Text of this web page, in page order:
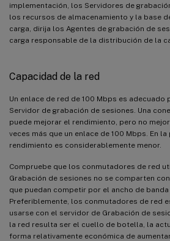
implementación, los Servidores de
los recursos de almacenamiento y la base
carga, dirija los Agentes de grabación de
carga responsable de la distribución de la
Capacidad de la red
Un enlace de red de 100 Mbps es adecuado
Servidor de grabación de sesiones. Una
puede mejorar el rendimiento, pero no
veces más que un enlace de 100 Mbps. En
rendimiento es considerablemente menor.
Compruebe que los conmutadores de red
Grabación de sesiones no se comparten
que puedan competir por el ancho de
Preferiblemente, los conmutadores de red
usarse con el servidor de Grabación de
la red resulta ser el cuello de botella, la
forma relativamente económica de